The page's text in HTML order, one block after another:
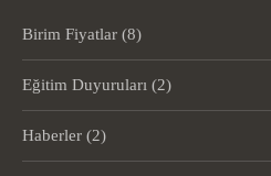
Birim Fiyatlar (8)
Eğitim Duyuruları (2)
Haberler (2)